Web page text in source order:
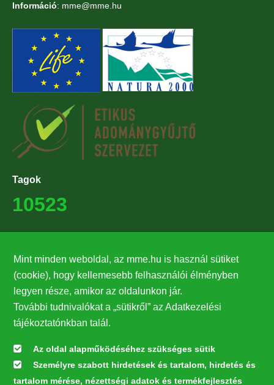
Információ: mme@mme.hu
Tagok
10523
27224
Hírlevél feliratkozás
Értesüljön elsőként legfrissebb híreinkről, eseményeinkről!
Feliratkozás
Mint minden weboldal, az mme.hu is használ sütiket
(cookie), hogy kellemesebb felhasználói élményben
legyen része, amikor az oldalunkon jár.
További tudnivalókat a „sütikről” az Adatkezelési
tájékoztatónkban talál.
Az oldal alapműködéséhez szükséges sütik
Személyre szabott hirdetések és tartalom, hirdetés és
tartalom mérése, nézettségi adatok és termékfejlesztés